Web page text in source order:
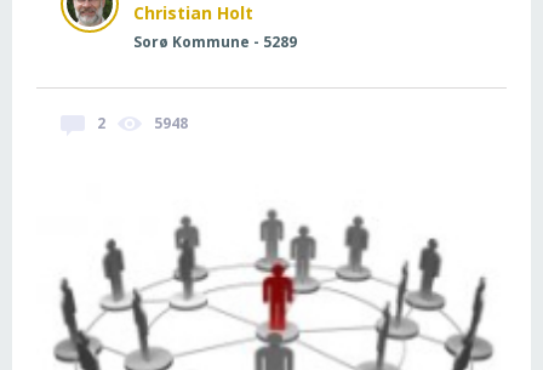
Christian Holt
Sorø Kommune - 5289
2 5948